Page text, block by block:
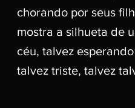
chorando por seus
mostra a silhueta de
céu, talvez
talvez triste, talvez